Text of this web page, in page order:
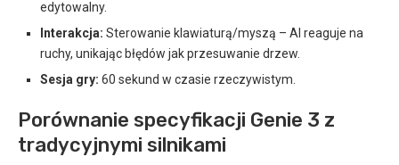
edytowalny.
Interakcja: Sterowanie klawiaturą/myszą – AI reaguje na
ruchy, unikając błędów jak przesuwanie drzew.
Sesja gry: 60 sekund w czasie rzeczywistym.
Porównanie specyfikacji Genie 3 z
tradycyjnymi silnikami